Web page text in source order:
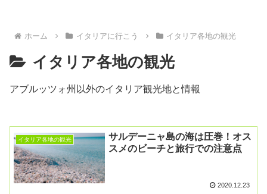
ホーム イタリアに行こう イタリア各地の観光
イタリア各地の観光
アブルッツォ州以外のイタリア観光地と情報
イタリア各地の観光
サルデーニャ島の海は圧巻！オス
スメのビーチと旅行での注意点
2020.12.23